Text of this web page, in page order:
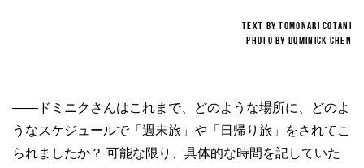
TEXT BY Tomonari Cotani
PHOTO BY Dominick Chen
——ドミニクさんはこれまで、どのような場所に、どのよ
うなスケジュールで「週末旅」や「日帰り旅」をされてこ
られましたか？ 可能な限り、具体的な時間を記していた